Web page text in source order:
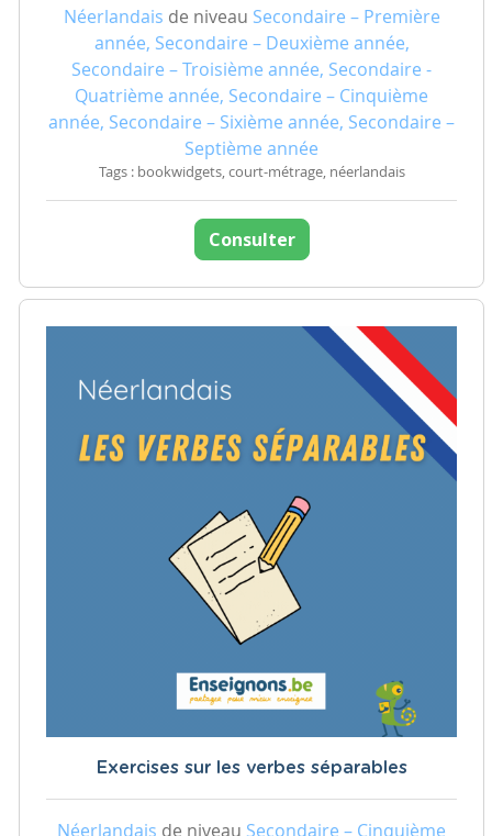
Néerlandais de niveau Secondaire – Première
année, Secondaire – Deuxième année,
Secondaire – Troisième année, Secondaire -
Quatrième année, Secondaire – Cinquième
année, Secondaire – Sixième année, Secondaire –
Septième année
Tags : bookwidgets, court-métrage, néerlandais
Consulter
Exercises sur les verbes séparables
Néerlandais de niveau Secondaire – Cinquième